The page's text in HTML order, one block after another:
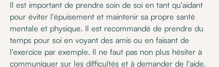
Il est important de prendre soin de soi en tant qu'aidant
pour éviter l'épuisement et maintenir sa propre santé
mentale et physique. Il est recommandé de prendre du
temps pour soi en voyant des amis ou en faisant de
l'exercice par exemple. Il ne faut pas non plus hésiter à
communiquer sur les difficultés et à demander de l'aide.